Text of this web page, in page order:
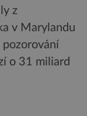
z
v Marylandu
o 31 miliard